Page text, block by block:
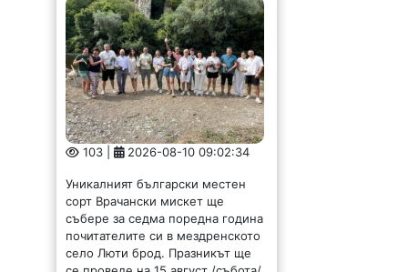
103 | 2026-08-10 09:02:34
Уникалният български местен
сорт Врачански мискет ще
събере за седма поредна година
почитателите си в мездренското
село Люти брод. Празникът ще
се проведе на 15 август /събота/
на брега на...
Горя покривът на
бившето ТМТ в
Монтана